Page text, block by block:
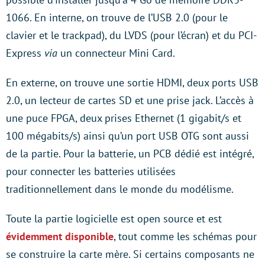
1066. En interne, on trouve de l’USB 2.0 (pour le
clavier et le trackpad), du LVDS (pour l’écran) et du PCI-
Express via un connecteur Mini Card.
En externe, on trouve une sortie HDMI, deux ports USB
2.0, un lecteur de cartes SD et une prise jack. L’accès à
une puce FPGA, deux prises Ethernet (1 gigabit/s et
100 mégabits/s) ainsi qu’un port USB OTG sont aussi
de la partie. Pour la batterie, un PCB dédié est intégré,
pour connecter les batteries utilisées
traditionnellement dans le monde du modélisme.
Toute la partie logicielle est open source et est
évidemment disponible, tout comme les schémas pour
se construire la carte mère. Si certains composants ne